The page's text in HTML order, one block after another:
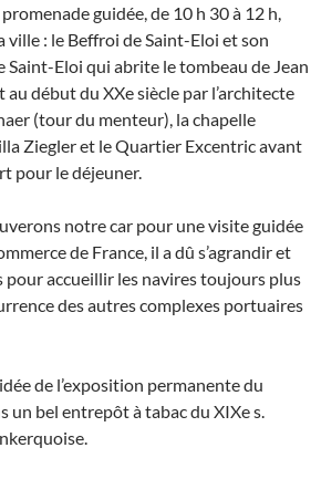
guidée, de 10 h 30 à 12 h,
: le Beffroi de Saint-Eloi et son
Saint-Eloi qui abrite le tombeau de Jean
début du XXe siècle par l’architecte
(tour du menteur), la chapelle
Ziegler et le Quartier Excentric avant
pour le déjeuner.
notre car pour une visite guidée
de France, il a dû s’agrandir et
pour accueillir les navires toujours plus
des autres complexes portuaires
de l’exposition permanente du
un bel entrepôt à tabac du XIXe s.